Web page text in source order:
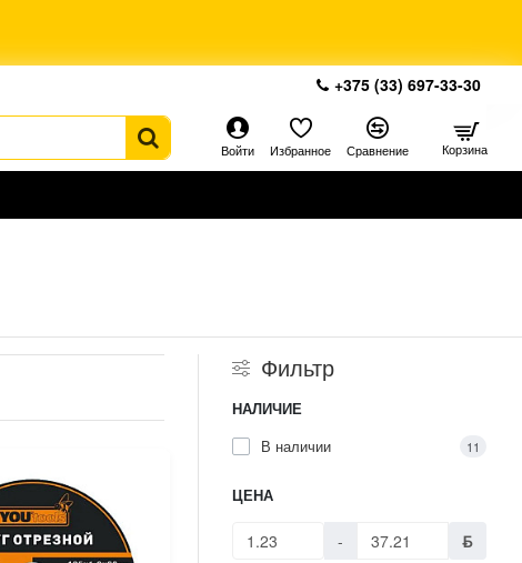
+375 (33) 697-33-30
Войти Избранное Сравнение Корзина
Фильтр
НАЛИЧИЕ
В наличии
11
ЦЕНА
- ƃ